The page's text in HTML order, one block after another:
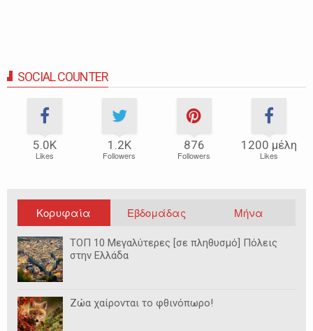
SOCIAL COUNTER
5.0Κ
Likes
1.2Κ
Followers
876
Followers
1200 μέλη
Likes
Κορυφαία Εβδομάδας Μήνα
ΤΟΠ 10 Μεγαλύτερες [σε πληθυσμό] Πόλεις
στην Ελλάδα
Ζώα χαίρονται το φθινόπωρο!